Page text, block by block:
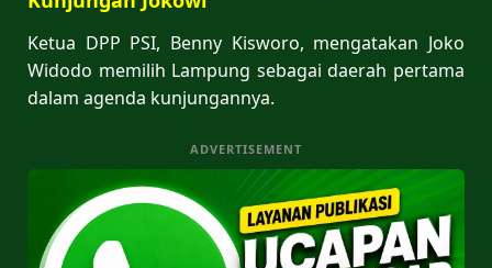
Ketua DPP PSI, Benny Kisworo, mengatakan Joko
Widodo memilih Lampung sebagai daerah pertama
dalam agenda kunjungannya.
ADVERTISEMENT